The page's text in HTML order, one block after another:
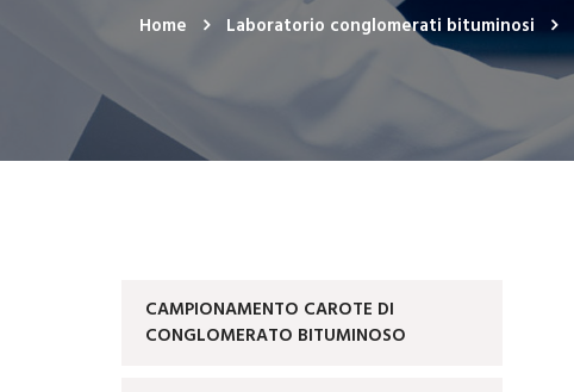
Home Laboratorio conglomerati bituminosi
CAMPIONAMENTO CAROTE DI
CONGLOMERATO BITUMINOSO